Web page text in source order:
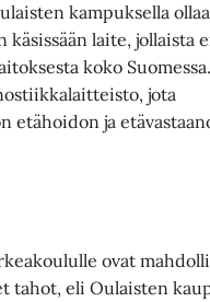
kampuksella
laite, jollaista
koko
jota
etähoidon ja
ovat
tahot, eli Oulaisten